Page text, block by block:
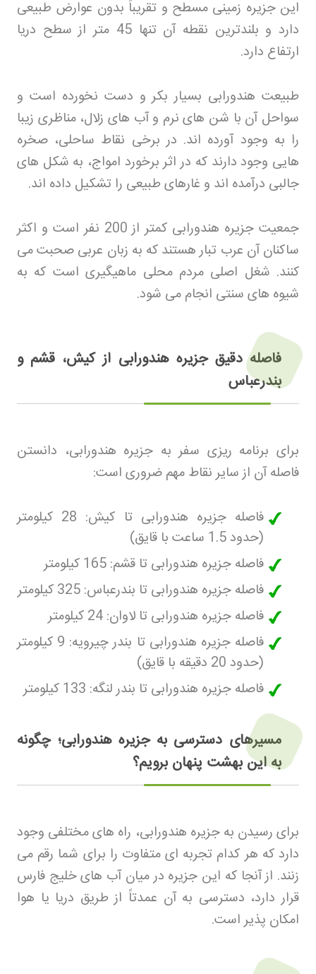
این جزیره زمینی مسطح و تقریباً بدون عوارض طبیعی
دارد و بلندترین نقطه آن تنها 45 متر از سطح دریا
ارتفاع دارد.
طبیعت هندورابی بسیار بکر و دست نخورده است و
سواحل آن با شن های نرم و آب های زلال، مناظری زیبا
را به وجود آورده اند. در برخی نقاط ساحلی، صخره
هایی وجود دارند که در اثر برخورد امواج، به شکل های
جالبی درآمده اند و غارهای طبیعی را تشکیل داده اند.
جمعیت جزیره هندورابی کمتر از 200 نفر است و اکثر
ساکنان آن عرب تبار هستند که به زبان عربی صحبت می
کنند. شغل اصلی مردم محلی ماهیگیری است که به
شیوه های سنتی انجام می شود.
فاصله دقیق جزیره هندورابی از کیش، قشم و
بندرعباس
برای برنامه ریزی سفر به جزیره هندورابی، دانستن
فاصله آن از سایر نقاط مهم ضروری است:
فاصله جزیره هندورابی تا کیش: 28 کیلومتر
(حدود 1.5 ساعت با قایق)
فاصله جزیره هندورابی تا قشم: 165 کیلومتر
فاصله جزیره هندورابی تا بندرعباس: 325 کیلومتر
فاصله جزیره هندورابی تا لاوان: 24 کیلومتر
فاصله جزیره هندورابی تا بندر چیرویه: 9 کیلومتر
(حدود 20 دقیقه با قایق)
فاصله جزیره هندورابی تا بندر لنگه: 133 کیلومتر
مسیرهای دسترسی به جزیره هندورابی؛ چگونه
به این بهشت پنهان برویم؟
برای رسیدن به جزیره هندورابی، راه های مختلفی وجود
دارد که هر کدام تجربه ای متفاوت را برای شما رقم می
زنند. از آنجا که این جزیره در میان آب های خلیج فارس
قرار دارد، دسترسی به آن عمدتاً از طریق دریا یا هوا
امکان پذیر است.